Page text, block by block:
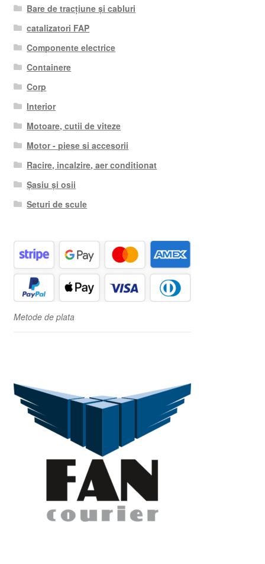
Bare de tracțiune și cabluri
catalizatori FAP
Componente electrice
Containere
Corp
Interior
Motoare, cutii de viteze
Motor - piese si accesorii
Racire, incalzire, aer conditionat
Șasiu și osii
Seturi de scule
Metode de plata